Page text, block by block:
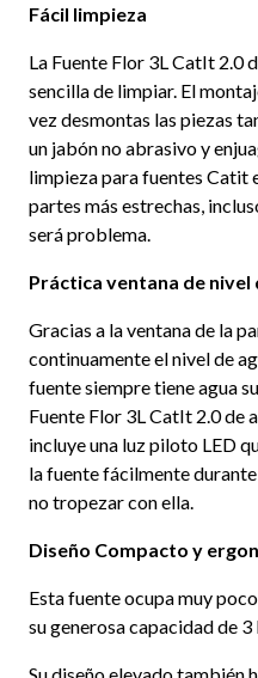
Fácil limpieza
La Fuente Flor 3L CatIt 2.0
sencilla de limpiar. El
vez desmontas las piezas
un jabón no abrasivo y
limpieza para fuentes Catit
partes más estrechas,
será problema.
Práctica ventana de nivel
Gracias a la ventana de la
continuamente el nivel de
fuente siempre tiene agua
Fuente Flor 3L CatIt 2.0 de
incluye una luz piloto LED
la fuente fácilmente durante
no tropezar con ella.
Diseño Compacto y
Esta fuente ocupa muy
su generosa capacidad de